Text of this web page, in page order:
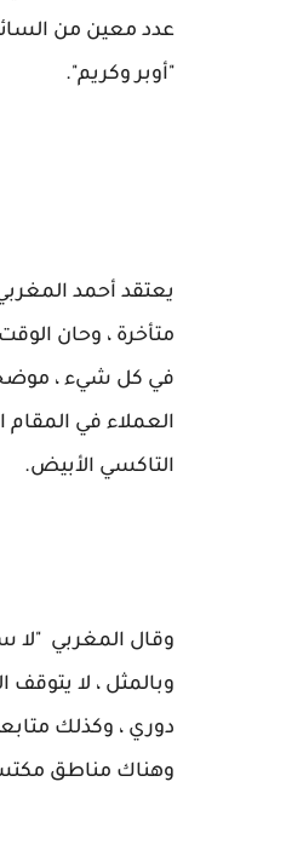
عدد معين من
"أوبر وكريم".
يعتقد أحمد
متأخرة ، وحان
في كل شيء ،
العملاء في
التاكسي الأبيض.
وقال المغربي "لا
وبالمثل ، لا
وهناك مناطق